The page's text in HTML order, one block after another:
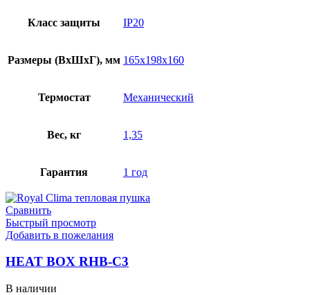
Класс защиты IP20
Размеры (ВхШхГ), мм 165x198x160
Термостат Механический
Вес, кг 1,35
Гарантия 1 год
Сравнить
Быстрый просмотр
Добавить в пожелания
HEAT BOX RHB-C3
В наличии